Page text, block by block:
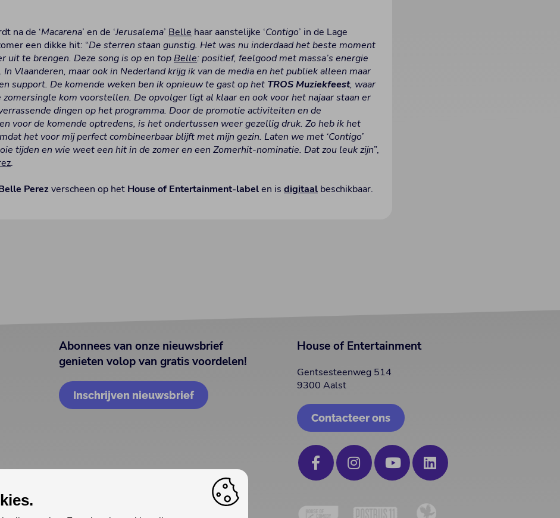
na de ‘Macarena’ en de ‘Jerusalema’ Belle haar aanstelijke ‘Contigo’ in de Lage
een dikke hit: “De sterren staan gunstig. Het was nu inderdaad het beste moment
uit te brengen. Deze song is op en topBelle: positief, feelgood met massa’s energie
In Vlaanderen, maar ook in Nederland krijg ik van de media en het publiek alleen maar
support. De komende weken ben ik opnieuw te gast op het TROS Muziekfeest, waar
zomersingle kom voorstellen. De opvolger ligt al klaar en ook voor het najaar staan er
dingen op het programma. Door de promotie activiteiten en de
voor de komende optredens, is het ondertussen weer gezellig druk. Zo heb ik het
het voor mij perfect combineerbaar blijft met mijn gezin. Laten we met ‘Contigo’
tijden en wie weet een hit in de zomer en een Zomerhit-nominatie. Dat zou leuk zijn”,
.
Perezverscheen op het House of Entertainment-labelen isdigitaal beschikbaar.
Abonnees van onze nieuwsbrief
genieten volop van gratis voordelen!
Inschrijven nieuwsbrief
House of Entertainment
Gentsesteenweg 514
9300 Aalst
Contacteer ons